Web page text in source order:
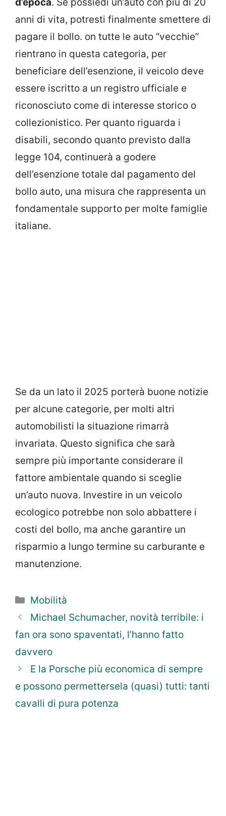
d’epoca. Se possiedi un’auto con più di 20
anni di vita, potresti finalmente smettere di
pagare il bollo. on tutte le auto “vecchie”
rientrano in questa categoria, per
beneficiare dell’esenzione, il veicolo deve
essere iscritto a un registro ufficiale e
riconosciuto come di interesse storico o
collezionistico. Per quanto riguarda i
disabili, secondo quanto previsto dalla
legge 104, continuerà a godere
dell’esenzione totale dal pagamento del
bollo auto, una misura che rappresenta un
fondamentale supporto per molte famiglie
italiane.
Se da un lato il 2025 porterà buone notizie
per alcune categorie, per molti altri
automobilisti la situazione rimarrà
invariata. Questo significa che sarà
sempre più importante considerare il
fattore ambientale quando si sceglie
un’auto nuova. Investire in un veicolo
ecologico potrebbe non solo abbattere i
costi del bollo, ma anche garantire un
risparmio a lungo termine su carburante e
manutenzione.
Categorie
Mobilità
Michael Schumacher, novità terribile: i
fan ora sono spaventati, l’hanno fatto
davvero
E la Porsche più economica di sempre
e possono permettersela (quasi) tutti: tanti
cavalli di pura potenza